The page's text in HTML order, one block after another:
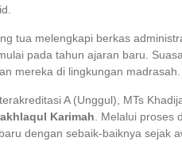
tua melengkapi berkas
pada tahun ajaran baru.
mereka di lingkungan madrasah.
A (Unggul), MTs
Karimah . Melalui
dengan sebaik-baiknya sejak